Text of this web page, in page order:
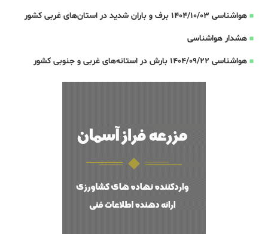
هواشناسی 1404/10/03 برف و باران شدید در استان‌های غربی کشور
هشدار هواشناسی
هواشناسی 1404/09/22 بارش در استانه‌های غربی و جنوبی کشور